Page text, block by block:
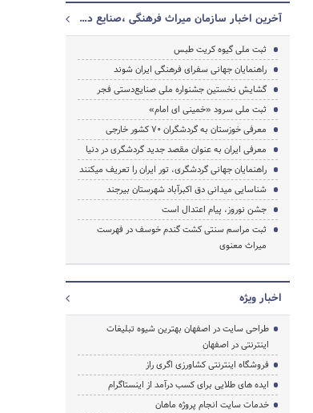
آخرین اخبار سازمان میراث فرهنگی ،صنایع دستی و گردشگری
ثبت ملی گیوه کریت طبس
راهنمایان جهانی سفرای فرهنگی ایران شوند
گشایش نخستین جشنواره ملی صنایع‌دستی فجر
ثبت ملی سرود «خمینی ای امام»
معرفی خوزستان به گردشگران 70 کشور خارجی
معرفی ایران به عنوان مقصد جدید گردشگری در دنیا
راهنمایان جهانی گردشگری، تور ایران را تعریف میکنند
شناسایی میدانی دق اکبرآباد شهرستان بیرجند
جشن نوروز، پیام اعتدال است
ثبت مراسم سنتی کشت گندم خوسف در فهرست
میراث معنوی
اخبار ویژه
طراحی سایت در اصفهان بهترین شیوه تبلیغات
اینترنتی در اصفهان
فروشگاه اینترنتی کشاورزی اگری راز
ایده های طلایی برای کسب درآمد از اینستاگرام
خدمات سایت انجام پروژه ماهان